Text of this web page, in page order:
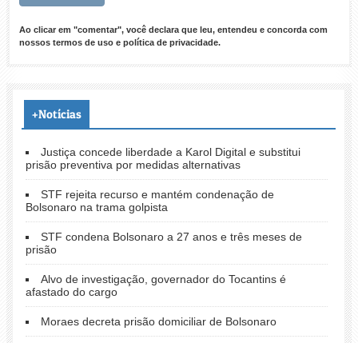
Ao clicar em "comentar", você declara que leu, entendeu e concorda com
nossos termos de usoe política de privacidade.
+Notícias
Justiça concede liberdade a Karol Digital e substitui
prisão preventiva por medidas alternativas
STF rejeita recurso e mantém condenação de
Bolsonaro na trama golpista
STF condena Bolsonaro a 27 anos e três meses de
prisão
Alvo de investigação, governador do Tocantins é
afastado do cargo
Moraes decreta prisão domiciliar de Bolsonaro